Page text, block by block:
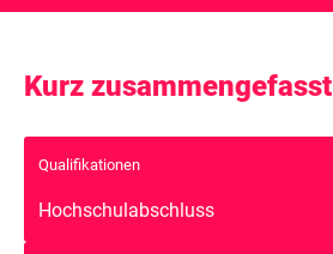
Kurz zusammengefasst
Qualifikationen
Hochschulabschluss